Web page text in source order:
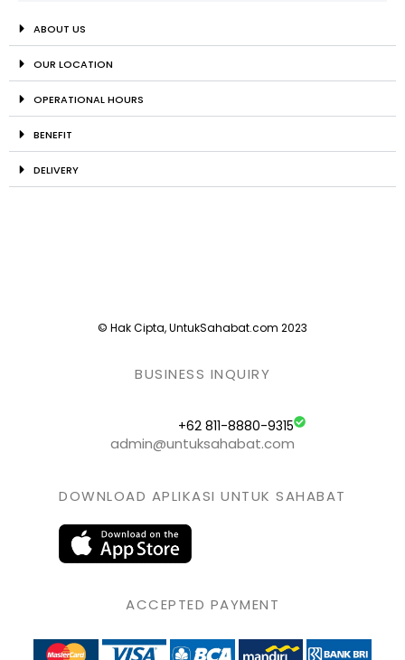
ABOUT US
OUR LOCATION
OPERATIONAL HOURS
BENEFIT
DELIVERY
© Hak Cipta, UntukSahabat.com 2023
BUSINESS INQUIRY
+62 811-8880-9315
admin@untuksahabat.com
DOWNLOAD APLIKASI UNTUK SAHABAT
ACCEPTED PAYMENT